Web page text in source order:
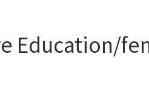
Education/